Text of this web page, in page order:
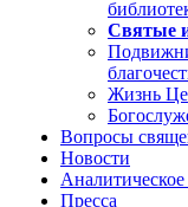
Святые
Жизнь
Вопросы
Новости
Пресса